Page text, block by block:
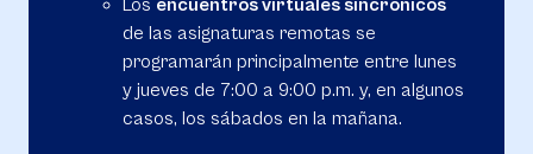
Los encuentros virtuales sincrónicos
de las asignaturas remotas se
programarán principalmente entre lunes
y jueves de 7:00 a 9:00 p.m. y, en algunos
casos, los sábados en la mañana.